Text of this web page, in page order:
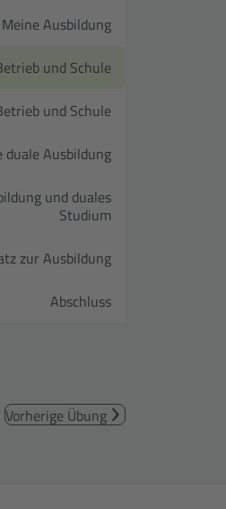
Ausbildung
und Schule
und Schule
duale Ausbildung
und duales
Studium
zur Ausbildung
Abschluss
Vorherige Übung